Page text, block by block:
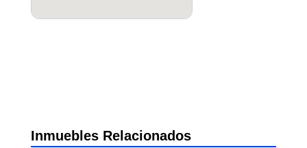
Inmuebles Relacionados